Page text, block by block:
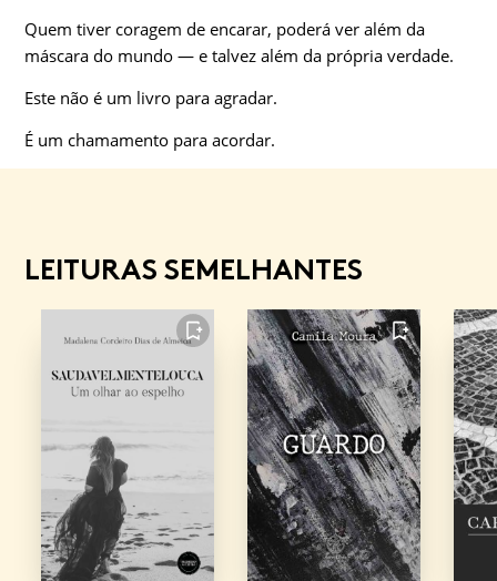
Quem tiver coragem de encarar, poderá ver além da
máscara do mundo — e talvez além da própria verdade.
Este não é um livro para agradar.
É um chamamento para acordar.
LEITURAS SEMELHANTES
FAVORITO FAVORITO